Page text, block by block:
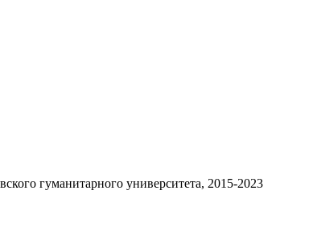
гуманитарного университета, 2015-2023